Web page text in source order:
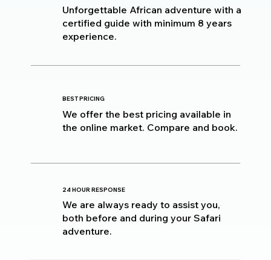
Unforgettable African adventure with a
certified guide with minimum 8 years
experience.
BEST PRICING
We offer the best pricing available in
the online market. Compare and book.
24 HOUR RESPONSE
We are always ready to assist you,
both before and during your Safari
adventure.